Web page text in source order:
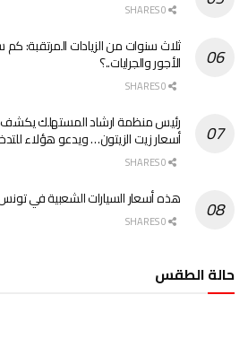
ثلاث سنوات من الزيادات المرتقبة: كم
الأجور والجرايات..؟
رئيس منظمة ارشاد المستهلك يكشف
أسعار زيت الزيتون… ويدعو هؤلاء
هذه أسعار السيارات الشعبية في تونس
حالة الطقس